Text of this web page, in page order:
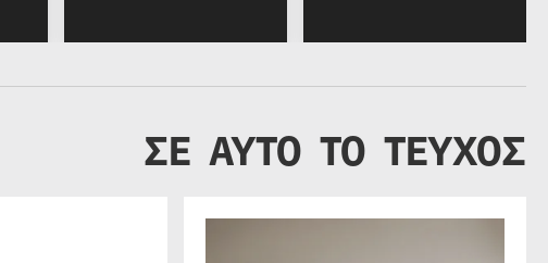
ΣΕ ΑΥΤΟ ΤΟ ΤΕΥΧΟΣ